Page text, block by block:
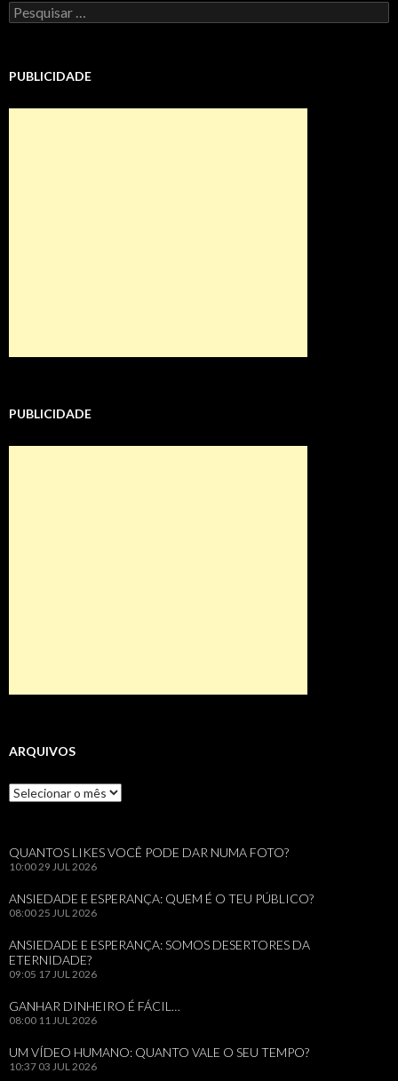
Pesquisar
por:
PUBLICIDADE
PUBLICIDADE
ARQUIVOS
Arquivos
QUANTOS LIKES VOCÊ PODE DAR NUMA FOTO?
10:0029 JUL 2026
ANSIEDADE E ESPERANÇA: QUEM É O TEU PÚBLICO?
08:0025 JUL 2026
ANSIEDADE E ESPERANÇA: SOMOS DESERTORES DA
ETERNIDADE?
09:05 17 JUL 2026
GANHAR DINHEIRO É FÁCIL…
08:00 11 JUL 2026
UM VÍDEO HUMANO: QUANTO VALE O SEU TEMPO?
10:37 03 JUL 2026